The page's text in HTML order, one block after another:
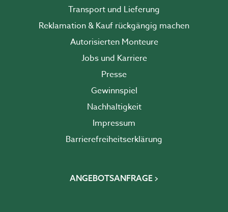
Transport und Lieferung
Reklamation & Kauf rückgängig machen
Autorisierten Monteure
Jobs und Karriere
Presse
Gewinnspiel
Nachhaltigkeit
Impressum
Barrierefreiheits­erklärung
ANGEBOTSANFRAGE